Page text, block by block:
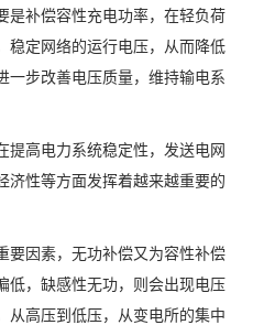
是补偿容性充电功率，在轻负荷
稳定网络的运行电压，从而降低
一步改善电压质量，维持输电系
高电力系统稳定性，发送电网
济性等方面发挥着越来越重要的
因素，无功补偿又为容性补偿
低，缺感性无功，则会出现电压
从高压到低压，从变电所的集中